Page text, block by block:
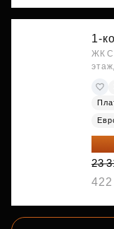
1-
ЖК
19
23
422